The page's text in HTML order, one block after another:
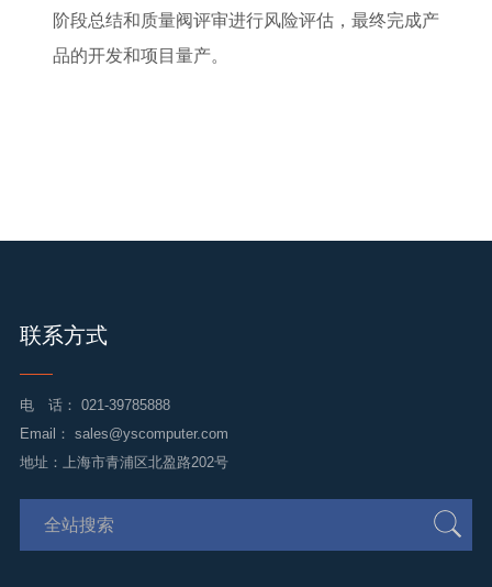
阶段总结和质量阀评审进行风险评估，最终完成产
品的开发和项目量产。
联系方式
电 话： 021-39785888
Email： sales@yscomputer.com
地址：上海市青浦区北盈路202号